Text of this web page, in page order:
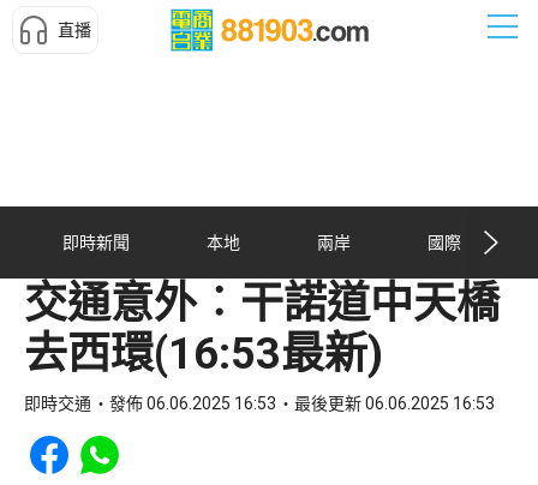
直播
即時新聞 本地 兩岸 國際
交通意外︰干諾道中天橋
去西環(16:53最新)
即時交通 發佈 06.06.2025 16:53 最後更新 06.06.2025 16:53
Share to Facebook
Share to WhatsApp